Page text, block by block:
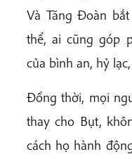
Và Tăng Đoàn
thể, ai cũng góp
của bình an, hỷ
Đồng thời, mọi
thay cho Bụt,
cách họ hành